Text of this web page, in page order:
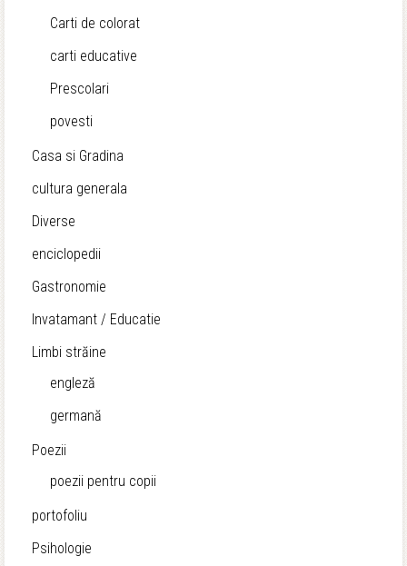
Carti de colorat
carti educative
Prescolari
povesti
Casa si Gradina
cultura generala
Diverse
enciclopedii
Gastronomie
Invatamant / Educatie
Limbi străine
engleză
germană
Poezii
poezii pentru copii
portofoliu
Psihologie